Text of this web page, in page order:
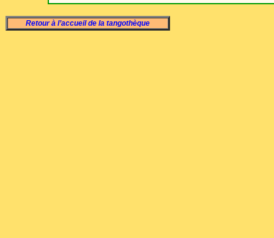
Retour à l’accueil de la tangothèque